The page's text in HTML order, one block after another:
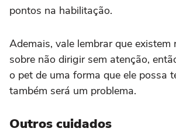
pontos na habilitação.
Ademais, vale lembrar que existem
sobre não dirigir sem atenção,
o pet de uma forma que ele possa
também será um problema.
Outros cuidados